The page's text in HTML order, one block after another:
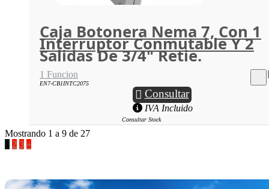
Caja Botonera Nema 7, Con 1
Interruptor Conmutable Y 2
Salidas De 3/4" Retie.
1 Funcion
EN7-CB1INTC2075
Consultar
IVA Incluido
Consultar Stock
Mostrando 1 a 9 de 27
2 3 »